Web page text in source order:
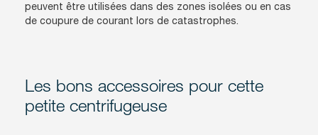
peuvent être utilisées dans des zones isolées ou en cas
de coupure de courant lors de catastrophes.
Les bons accessoires pour cette
petite centrifugeuse